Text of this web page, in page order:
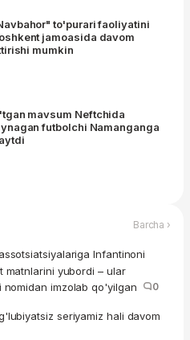
to'purari faoliyatini
jamoasida davom
mumkin
mavsum Neftchida
futbolchi Namanganga
Barcha ›
Infantinoni
yubordi – ular
imzolab qo'yilgan
0
seriyamiz hali davom